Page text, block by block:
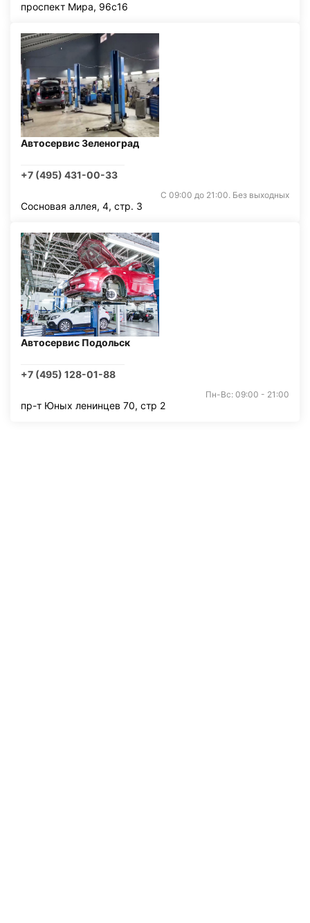
проспект Мира, 96с16
Автосервис Зеленоград
+7 (495) 431-00-33
С 09:00 до 21:00. Без выходных
Сосновая аллея, 4, стр. 3
Автосервис Подольск
+7 (495) 128-01-88
Пн-Вс: 09:00 - 21:00
пр-т Юных ленинцев 70, стр 2